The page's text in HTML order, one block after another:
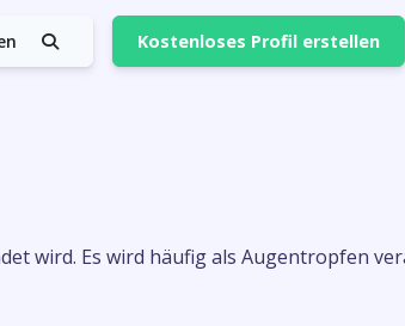
Kostenloses Profil erstellen
wird. Es wird häufig als Augentropfen